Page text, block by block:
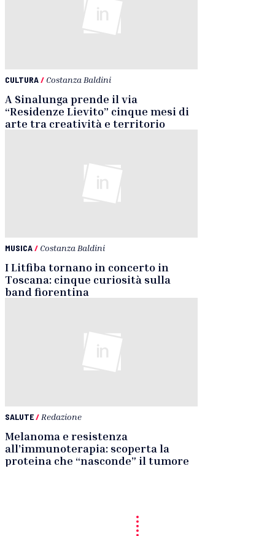
CULTURA/ Costanza Baldini
A Sinalunga prende il via
“Residenze Lievito” cinque mesi di
arte tra creatività e territorio
MUSICA/ Costanza Baldini
I Litfiba tornano in concerto in
Toscana: cinque curiosità sulla
band fiorentina
SALUTE/ Redazione
Melanoma e resistenza
all’immunoterapia: scoperta la
proteina che “nasconde” il tumore